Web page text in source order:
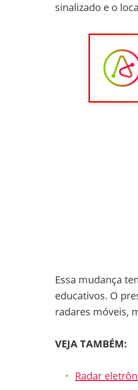
sinalizado e o
Essa mudança
educativos. O
radares móveis,
VEJA TAMBÉM:
Radar